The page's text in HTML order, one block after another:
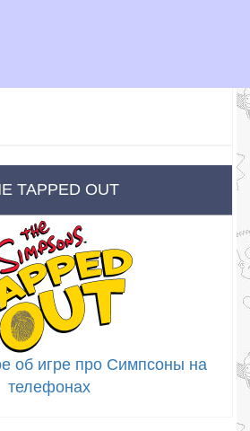
TAPPED OUT
об игре про Симпсоны на
телефонах